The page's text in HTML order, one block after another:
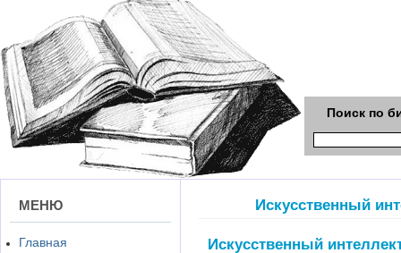
Поиск по
МЕНЮ
Главная
Искусственный
Искусственный